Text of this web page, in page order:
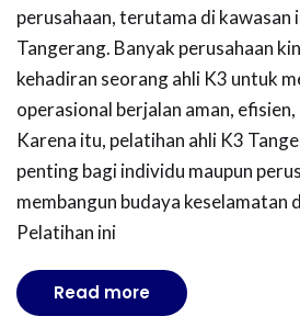
perusahaan, terutama di
Tangerang. Banyak perusahaan
kehadiran seorang ahli K3 untuk
operasional berjalan aman,
Karena itu, pelatihan ahli K3
penting bagi individu maupun
membangun budaya keselamatan
Pelatihan ini
Read more